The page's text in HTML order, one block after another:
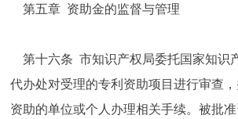
第五章 资助金的监督与管理
第十六条 市知识产权局委托国家知识
代办处对受理的专利资助项目进行审查
资助的单位或个人办理相关手续。被批